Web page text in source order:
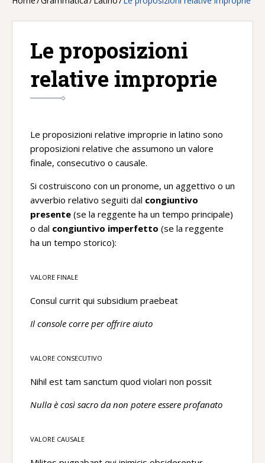
Le proposizioni
relative improprie
Le proposizioni relative improprie in latino sono
proposizioni relative che assumono un valore
finale, consecutivo o causale.
Si costruiscono con un pronome, un aggettivo o un
avverbio relativo seguiti dal congiuntivo
presente (se la reggente ha un tempo principale)
o dal congiuntivo imperfetto (se la reggente
ha un tempo storico):
VALORE FINALE
Consul currit qui subsidium praebeat
Il console corre per offrire aiuto
VALORE CONSECUTIVO
Nihil est tam sanctum quod violari non possit
Nulla è così sacro da non potere essere profanato
VALORE CAUSALE